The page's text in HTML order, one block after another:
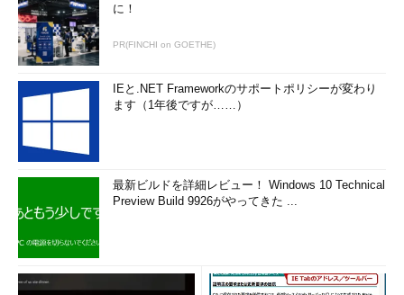
に！
PR(FINCHI on GOETHE)
IEと.NET Frameworkのサポートポリシーが変わり
ます（1年後ですが……）
最新ビルドを詳細レビュー！ Windows 10 Technical
Preview Build 9926がやってきた ...